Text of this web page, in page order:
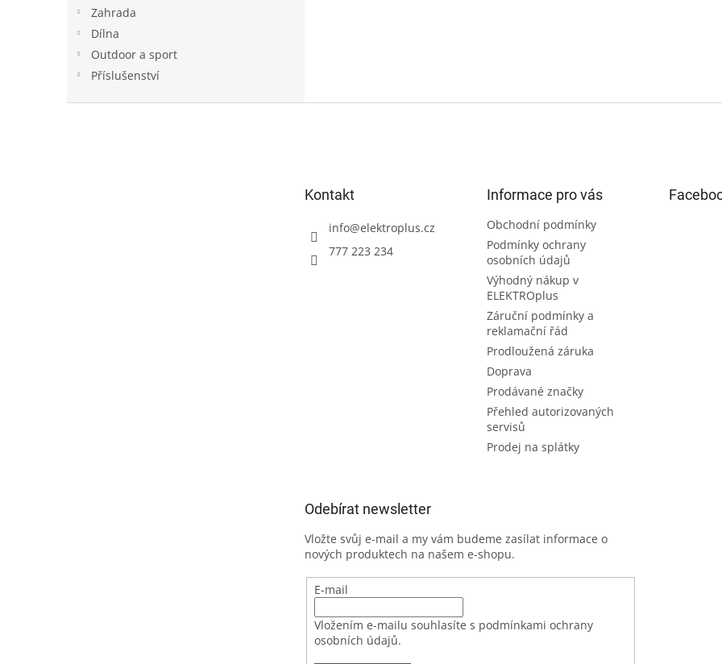
Zahrada
Dílna
Outdoor a sport
Příslušenství
Kontakt
info@elektroplus.cz
777 223 234
Informace pro vás
Obchodní podmínky
Podmínky ochrany
osobních údajů
Výhodný nákup v
ELEKTROplus
Záruční podmínky a
reklamační řád
Prodloužená záruka
Doprava
Prodávané značky
Přehled autorizovaných
servisů
Prodej na splátky
Odebírat newsletter
Vložte svůj e-mail a my vám budeme zasílat informace o
nových produktech na našem e-shopu.
E-mail
Vložením e-mailu souhlasíte s podmínkami ochrany
osobních údajů.